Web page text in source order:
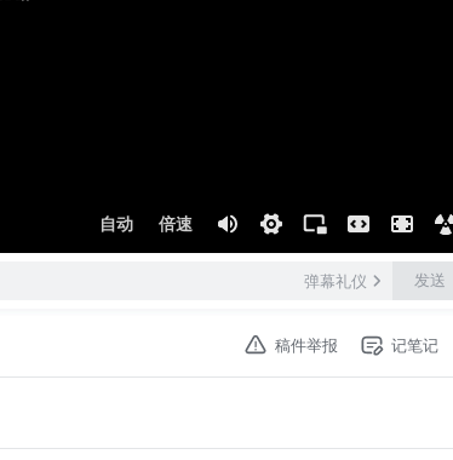
自动 倍速
弹幕礼仪 发送
稿件举报 记笔记